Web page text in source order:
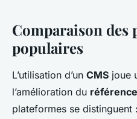
Comparaison des
populaires
L’utilisation d’un CMS joue
l’amélioration du
plateformes se distinguent :